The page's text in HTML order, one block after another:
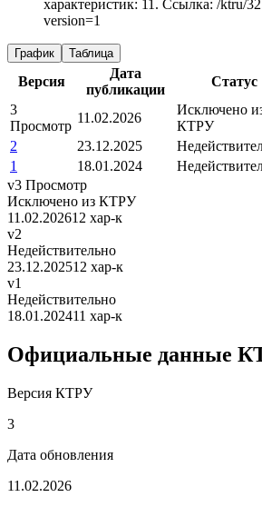
характеристик: 11. Ссылка: /ktru/
version=1
График Таблица
Версия
Дата
публикации
Статус
3
Просмотр
11.02.2026
Исключено
КТРУ
2
23.12.2025
1
18.01.2024
v3 Просмотр
Исключено из КТРУ
11.02.202612 хар-к
v2
Недействительно
23.12.202512 хар-к
v1
Недействительно
18.01.202411 хар-к
Официальные данные
Версия КТРУ
3
Дата обновления
11.02.2026